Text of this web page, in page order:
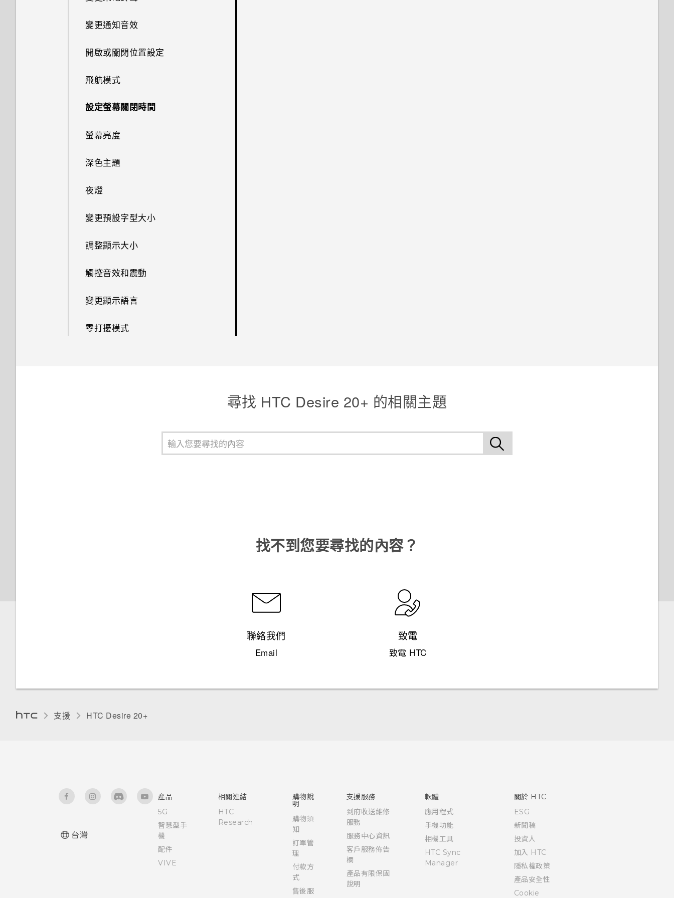
手機？
拍攝影片
拍攝超廣角相片
拍攝特寫相片
拍攝全景相片
掃描 QR 碼
程式
設定預設應用程式
設定應用程式連結
停用應用程式
通話記錄
封鎖電話號碼
轉寄訊息
封鎖來自不歡迎的聯絡人訊息
刪除訊息和對話
在應用程式中啟用背景限制
製檔案
卸載記憶卡
重設 HTC Desire 20‍+ (硬體重
連線到 VPN
安裝數位憑證
使用 HTC Desire 20‍+ 作為 Wi-
與藍牙裝置解除配對
使用藍牙接收檔案
使用 NFC
關閉鎖定螢幕
指紋辨識器
關於臉部辨識解鎖
為 nano SIM 卡指派 PIN 碼
變更通知音效
開啟或關閉位置設定
飛航模式
設定螢幕關閉時間
螢幕亮度
深色主題
夜燈
變更預設字型大小
調整顯示大小
觸控音效和震動
變更顯示語言
零打擾模式
尋找 HTC Desire 20+ 的相關主題
找不到您要尋找的內容？
聯絡我們
Email
致電
致電 HTC
支援 HTC Desire 20+‎
User manual
台灣
產品
5G
智慧型手
機
配件
VIVE
相關連結
HTC
Research
購物說
明
購物須
知
訂單管
理
付款方
式
售後服
支援服務
到府收送維修
服務
服務中心資訊
客戶服務佈告
欄
產品有限保固
說明
軟體
應用程式
手機功能
相機工具
HTC Sync
Manager
關於 HTC
ESG
新聞稿
投資人
加入 HTC
隱私權政策
產品安全性
Cookie